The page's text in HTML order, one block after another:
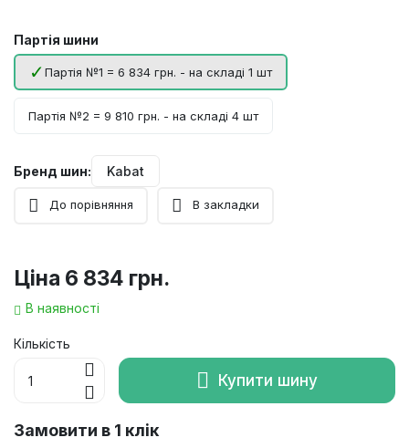
Партія шини
Партія №1 = 6 834 грн. - на складі 1 шт
Партія №2 = 9 810 грн. - на складі 4 шт
Бренд шин: Kabat
До порівняння В закладки
Ціна 6 834 грн.
В наявності
Кількість
Купити шину
Замовити в 1 клік